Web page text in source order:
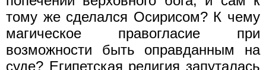
тому же сделался Осирисом? К чему
магическое правогласие при
возможности быть оправданным на
суде? Египетская религия запуталась